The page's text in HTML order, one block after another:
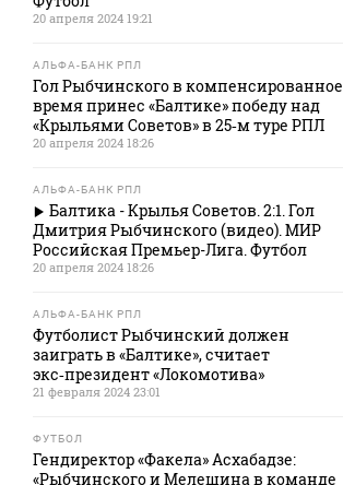
20 апреля 2024 19:21
АЛЬФА-БАНК РПЛ
Гол Рыбчинского в компенсированное
время принес «Балтике» победу над
«Крыльями Советов» в 25‑м туре РПЛ
20 апреля 2024 18:26
АЛЬФА-БАНК РПЛ
Балтика - Крылья Советов. 2:1. Гол
Дмитрия Рыбчинского (видео). МИР
Российская Премьер-Лига. Футбол
20 апреля 2024 18:26
АЛЬФА-БАНК РПЛ
Футболист Рыбчинский должен
заиграть в «Балтике», считает
экс‑президент «Локомотива»
21 февраля 2024 23:01
ФУТБОЛ
Гендиректор «Факела» Асхабадзе:
«Рыбчинского и Мелешина в команде